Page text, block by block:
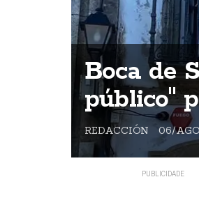
Boca de
público"
REDACCIÓN 06/